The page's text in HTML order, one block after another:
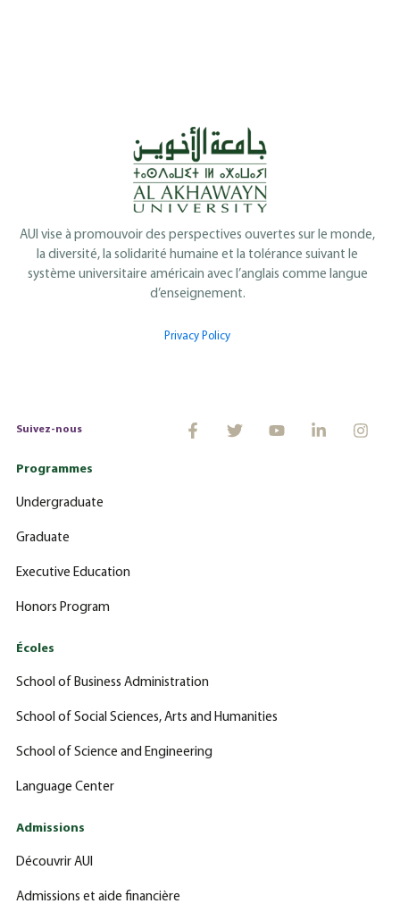
AUI vise à promouvoir des perspectives ouvertes sur le monde,
la diversité, la solidarité humaine et la tolérance suivant le
système universitaire américain avec l’anglais comme langue
d’enseignement.
Privacy Policy
Suivez-nous
Programmes
Undergraduate
Graduate
Executive Education
Honors Program
Écoles
School of Business Administration
School of Social Sciences, Arts and Humanities
School of Science and Engineering
Language Center
Admissions
Découvrir AUI
Admissions et aide financière